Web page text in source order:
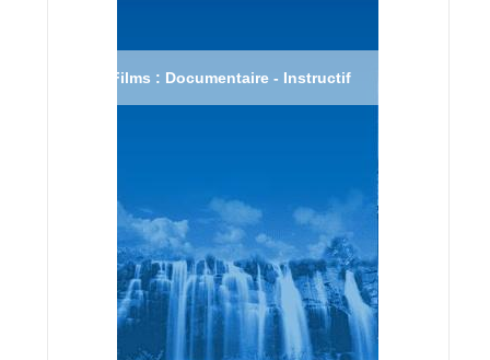
Films : Documentaire - Instructif